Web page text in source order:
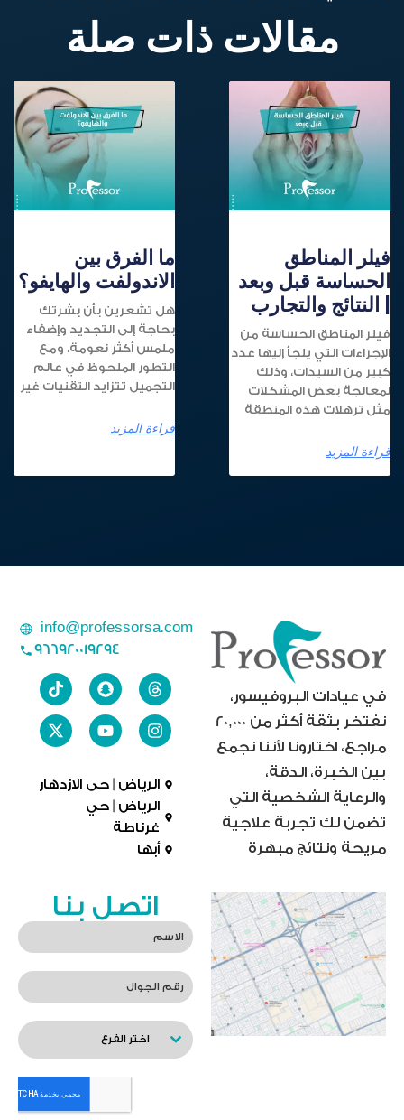
مقالات ذات صلة
فيلر المناطق
الحساسة قبل وبعد
| النتائج والتجارب
فيلر المناطق الحساسة من
الإجراءات التي يلجأ إليها عدد
كبير من السيدات، وذلك
لمعالجة بعض المشكلات
مثل ترهلات هذه المنطقة
قراءة المزيد
ما الفرق بين
الاندولفت والهايفو؟
هل تشعرين بأن بشرتك
بحاجة إلى التجديد وإضفاء
ملمس أكثر نعومة، ومع
التطور الملحوظ في عالم
التجميل تتزايد التقنيات غير
قراءة المزيد
في عيادات البروفيسور،
نفتخر بثقة أكثر من 20,000
مراجع، اختارونا لأننا نجمع
بين الخبرة، الدقة،
والرعاية الشخصية التي
تضمن لك تجربة علاجية
مريحة ونتائج مبهرة
info@professorsa.com
966920019294
الرياض | حى الازدهار
الرياض | حي
غرناطة
أبها
اتصل بنا
اختر الفرع